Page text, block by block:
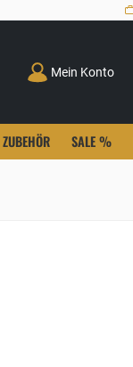
Mein Konto
ZUBEHÖR SALE %